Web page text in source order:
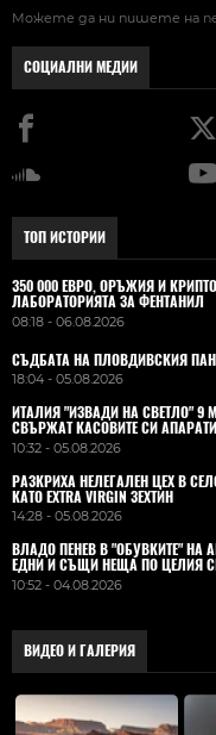
Можете да ни пишете на
СОЦИАЛНИ МЕДИИ
ТОП ИСТОРИИ
350 000 ЕВРО, ОРЪЖИЯ И
ЛАБОРАТОРИЯТА ЗА ФЕНТАНИЛ
08:18 - 06.08.2026
СЪДБАТА НА ПЛОВДИВСКИЯ
18:04 - 05.08.2026
ИТАЛИЯ "ИЗВАДИ НА СВЕТЛО" 9
СВЪРЖАТ КАСОВИТЕ СИ
10:32 - 05.08.2026
РАЗКРИХА НЕЛЕГАЛЕН ЦЕХ В
КАТО EXTRA VIRGIN ЗЕХТИН
14:28 - 05.08.2026
ВЛАДO ПЕНЕВ В "ОБУВКИТЕ" НА
ЕДНИ И СЪЩИ НЕЩА ПО ЦЕЛИЯ
10:52 - 04.08.2026
ВИДЕО И ГАЛЕРИЯ